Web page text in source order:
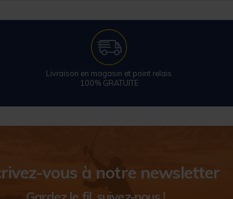
Livraison en magasin et point relais
100% GRATUITE
vous à notre newsletter